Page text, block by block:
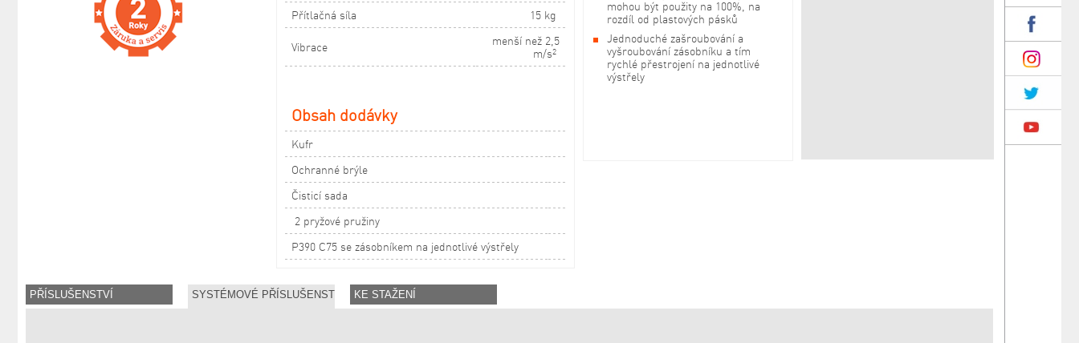
Přítlačná síla
15 kg
Vibrace
menší než 2,5
m/s2
Obsah dodávky
Kufr
Ochranné brýle
Čisticí sada
2 pryžové pružiny
P390 C75 se zásobníkem na jednotlivé výstřely
mohou být použity na 100%, na
rozdíl od plastových pásků
Jednoduché zašroubování a
vyšroubování zásobníku a tím
rychlé přestrojení na jednotlivé
výstřely